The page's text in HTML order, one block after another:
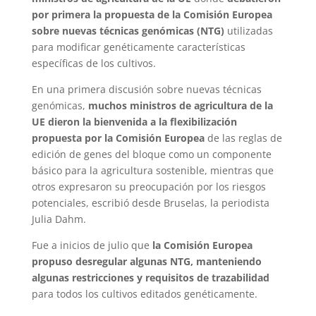
por primera la propuesta de la Comisión Europea
sobre nuevas técnicas genómicas (NTG) utilizadas
para modificar genéticamente características
específicas de los cultivos.
En una primera discusión sobre nuevas técnicas
genómicas, muchos ministros de agricultura de la
UE dieron la bienvenida a la flexibilización
propuesta por la Comisión Europeade las reglas de
edición de genes del bloque como un componente
básico para la agricultura sostenible, mientras que
otros expresaron su preocupación por los riesgos
potenciales, escribió desde Bruselas, la periodista
Julia Dahm.
Fue a inicios de julio que la Comisión Europea
propuso desregular algunas NTG, manteniendo
algunas restricciones y requisitos de trazabilidad
para todos los cultivos editados genéticamente.